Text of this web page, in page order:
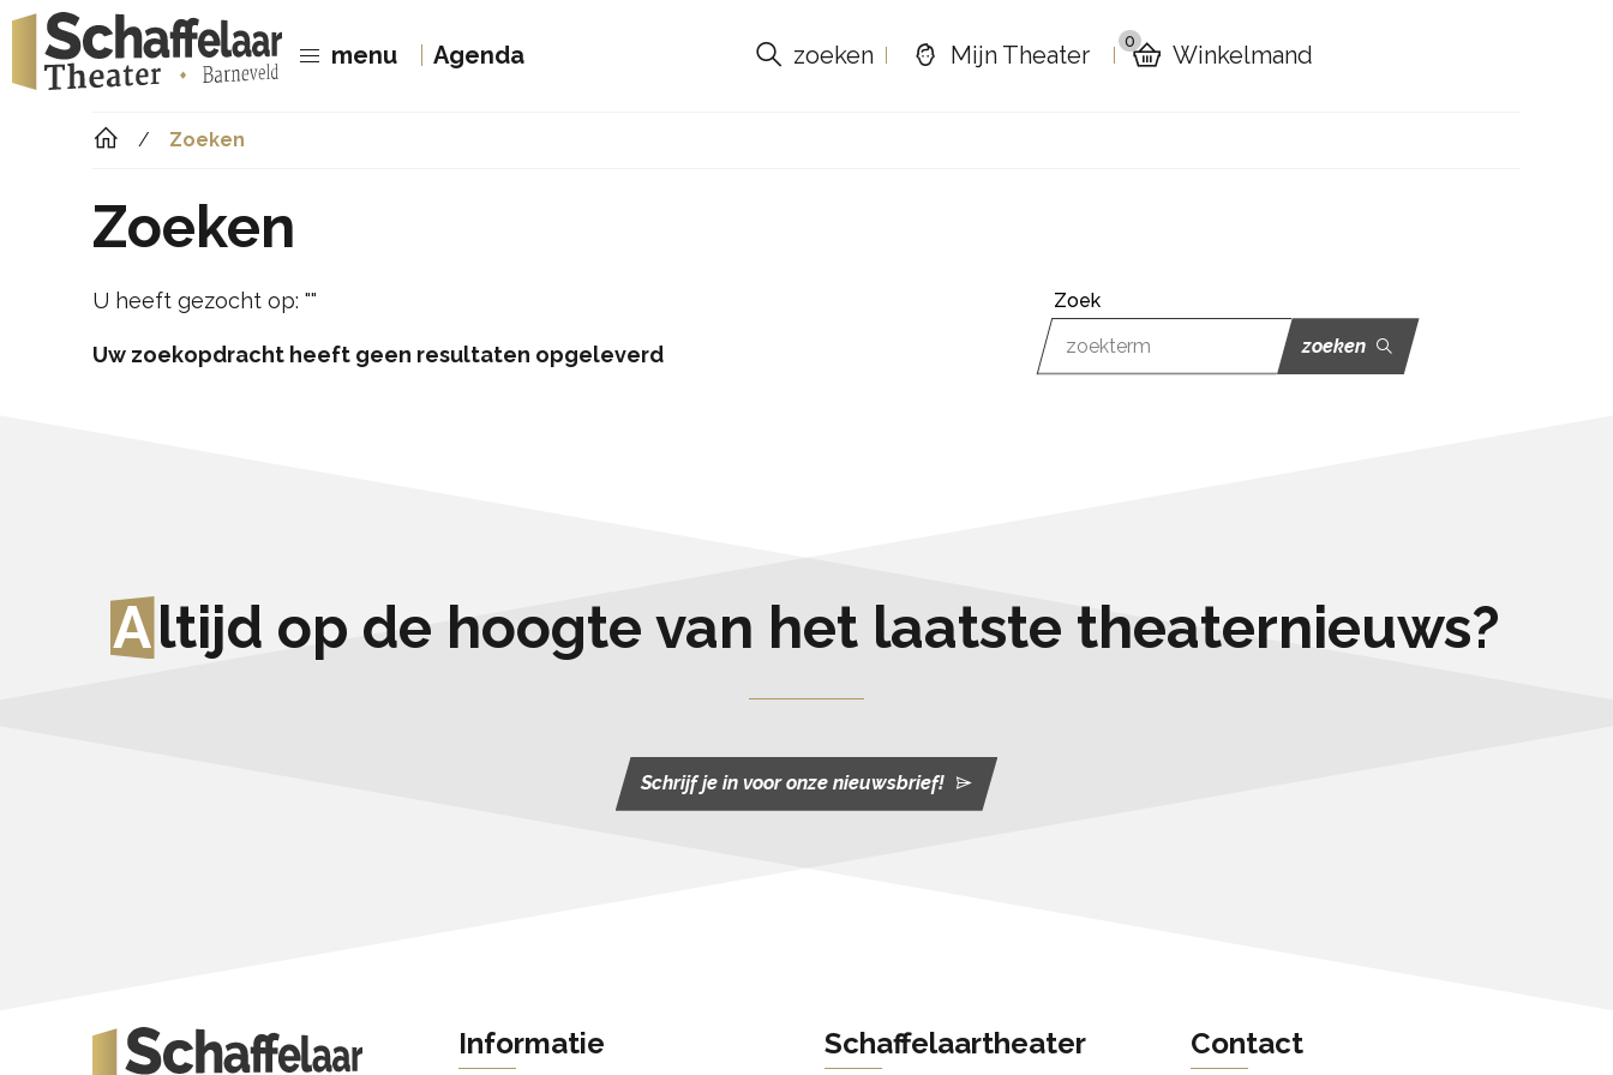
menu Agenda zoeken Mijn Theater
0
Winkelmand
Zoeken
Zoeken
U heeft gezocht op: ""
Uw zoekopdracht heeft geen resultaten opgeleverd
Zoek
zoeken
Altijd op de hoogte van het laatste theaternieuws?
Schrijf je in voor onze nieuwsbrief!
Informatie Schaffelaartheater Contact